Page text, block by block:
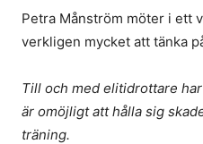
Petra Månström möter i ett
verkligen mycket att tänka
Till och med elitidrottare
är omöjligt att hålla sig
träning.